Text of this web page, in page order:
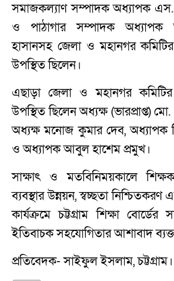
সমাজকল্যাণ সম্পাদক অধ্যাপক
ও পাঠাগার সম্পাদক
হাসানসহ জেলা ও মহানগর
উপস্থিত ছিলেন।
এছাড়া জেলা ও মহানগর
উপস্থিত ছিলেন অধ্যক্ষ (ভারপ্রাপ্ত)
অধ্যক্ষ মনোজ কুমার দেব, অধ্যাপক
ও অধ্যাপক আবুল হাশেম প্রমুখ।
সাক্ষাৎ ও মতবিনিময়কালে
ব্যবস্থার উন্নয়ন, স্বচ্ছতা নিশ্চিতকরণ
কার্যক্রমে চট্টগ্রাম শিক্ষা
ইতিবাচক সহযোগিতার আশাবাদ
প্রতিবেদক- সাইফুল ইসলাম, চট্টগ্রাম।